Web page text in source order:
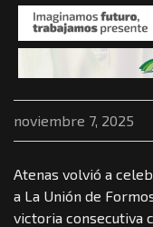
noviembre 7, 2025
Atenas volvió a
a La Unión de
victoria consecutiva